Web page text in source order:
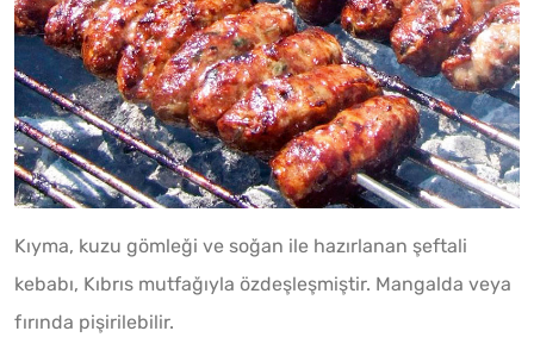
Kıyma, kuzu gömleği ve soğan ile hazırlanan şeftali
kebabı, Kıbrıs mutfağıyla özdeşleşmiştir. Mangalda veya
fırında pişirilebilir.